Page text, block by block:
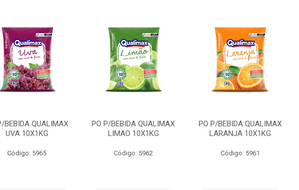
BEBIDA QUALIMAX
UVA 10X1KG
Código: 5965
PO P/BEBIDA QUALIMAX
LIMAO 10X1KG
Código: 5962
PO P/BEBIDA QUALIMAX
LARANJA 10X1KG
Código: 5961